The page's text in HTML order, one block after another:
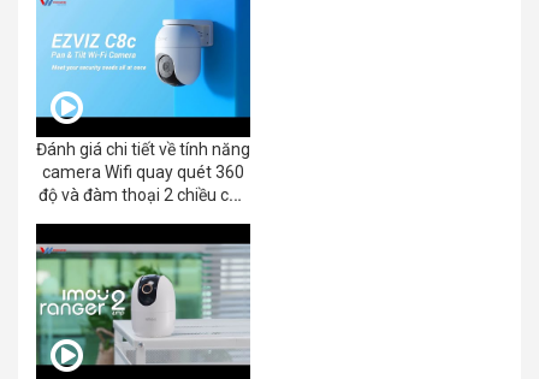
Đánh giá chi tiết về tính năng
camera Wifi quay quét 360
độ và đàm thoại 2 chiều của